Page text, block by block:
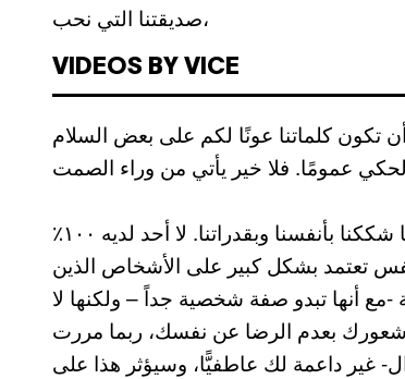
صديقتنا التي نحب،
VIDEOS BY VICE
تكون كلماتنا عونًا لكم على بعض السلام
الثقة في النفس أمر شائك، جميعنا في كل مرحلة من حياتنا شككنا بأنفسنا وبقدراتنا. لا أحد لديه ١٠٠٪
تعتمد بشكل كبير على الأشخاص الذين
أنها تبدو صفة شخصية جداً – ولكنها لا
بعدم الرضا عن نفسك، ربما مررت
غير داعمة لك عاطفيًّا، وسيؤثر هذا على